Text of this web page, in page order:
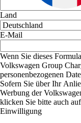
Land
E-Mail
Wenn Sie dieses
Volkswagen Group
personenbezogenen
Sofern Sie über Ihr
Werbung der
klicken Sie bitte auch
Einwilligung